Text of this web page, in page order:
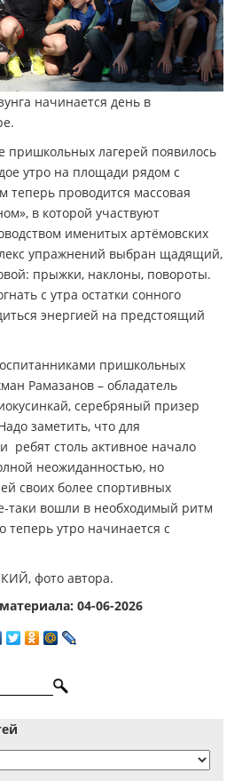
начинается день в
пришкольных лагерей появилось
утро на площади рядом с
теперь проводится массовая
в которой участвуют
именитых артёмовских
упражнений выбран щадящий,
прыжки, наклоны, повороты.
с утра остатки сонного
энергией на предстоящий
пришкольных
Рамазанов – обладатель
серебряный призер
заметить, что для
ребят столь активное начало
неожиданностью, но
своих более спортивных
таки вошли в необходимый ритм
теперь утро начинается с
фото автора.
04-06-2026